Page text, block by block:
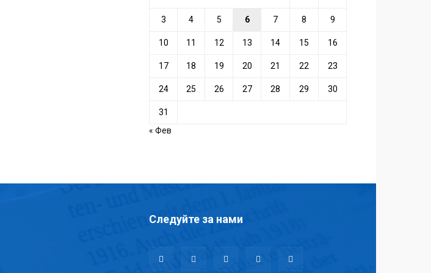
3 4 5 6 7 8 9
10 11 12 13 14 15 16
17 18 19 20 21 22 23
24 25 26 27 28 29 30
31
« Фев
Следуйте за нами